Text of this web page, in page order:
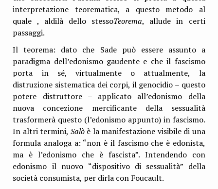
interpretazione teorematica, a questo metodo al
quale , aldilà dello stessoTeorema, allude in certi
passaggi.
Il teorema: dato che Sade può essere assunto a
paradigma dell’edonismo gaudente e che il fascismo
porta in sé, virtualmente o attualmente, la
distruzione sistematica dei corpi, il genocidio – questo
potere distruttore – applicato all’edonismo della
nuova concezione mercificante della sessualità
trasformerà questo (l’edonismo appunto) in fascismo.
In altri termini, Salòè la manifestazione visibile di una
formula analoga a: “non è il fascismo che è edonista,
ma è l’edonismo che è fascista”. Intendendo con
edonismo il nuovo “dispositivo di sessualità” della
società consumista, per dirla con Foucault.